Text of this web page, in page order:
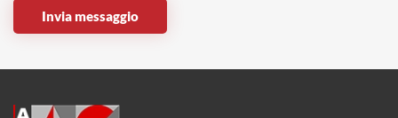
Invia messaggio